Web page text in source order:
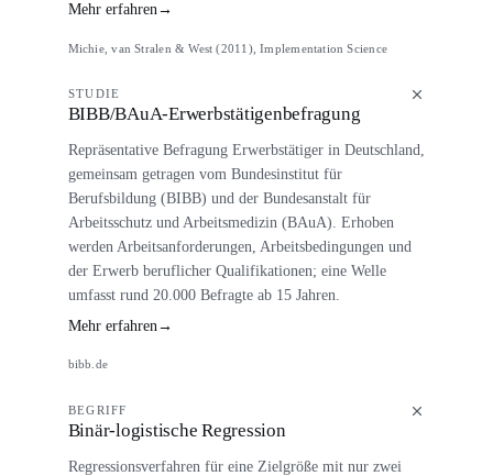
Mehr erfahren→
Michie, van Stralen & West (2011), Implementation Science
STUDIE
BIBB/BAuA-Erwerbstätigenbefragung
Repräsentative Befragung Erwerbstätiger in Deutschland,
gemeinsam getragen vom Bundesinstitut für
Berufsbildung (BIBB) und der Bundesanstalt für
Arbeitsschutz und Arbeitsmedizin (BAuA). Erhoben
werden Arbeitsanforderungen, Arbeitsbedingungen und
der Erwerb beruflicher Qualifikationen; eine Welle
umfasst rund 20.000 Befragte ab 15 Jahren.
Mehr erfahren→
bibb.de
BEGRIFF
Binär-logistische Regression
Regressionsverfahren für eine Zielgröße mit nur zwei